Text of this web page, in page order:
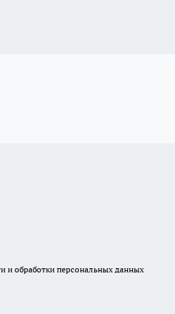
и обработки персональных данных